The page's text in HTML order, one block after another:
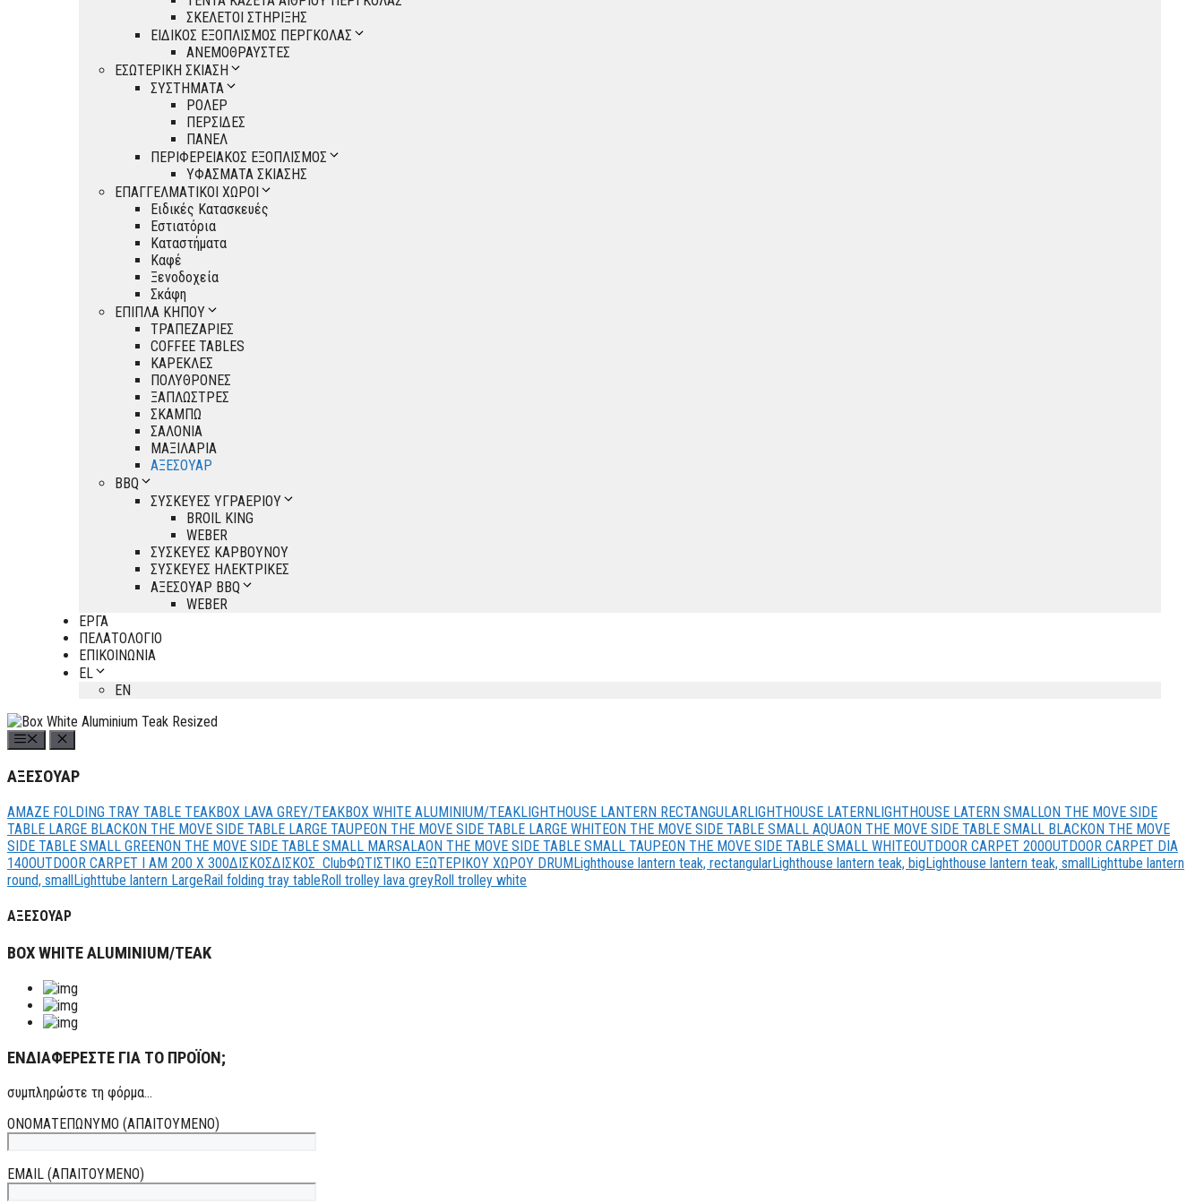
ΣΚΕΛΕΤΟΙ ΣΤΗΡΙΞΗΣ
ΕΙΔΙΚΟΣ ΕΞΟΠΛΙΣΜΟΣ ΠΕΡΓΚΟΛΑΣ
ΑΝΕΜΟΘΡΑΥΣΤΕΣ
ΕΣΩΤΕΡΙΚΗ ΣΚΙΑΣΗ
ΣΥΣΤΗΜΑΤΑ
ΡΟΛΕΡ
ΠΕΡΣΙΔΕΣ
ΠΑΝΕΛ
ΠΕΡΙΦΕΡΕΙΑΚΟΣ ΕΞΟΠΛΙΣΜΟΣ
ΥΦΑΣΜΑΤΑ ΣΚΙΑΣΗΣ
ΕΠΑΓΓΕΛΜΑΤΙΚΟΙ ΧΩΡΟΙ
Ειδικές Κατασκευές
Εστιατόρια
Καταστήματα
Καφέ
Ξενοδοχεία
Σκάφη
ΕΠΙΠΛΑ ΚΗΠΟΥ
ΤΡΑΠΕΖΑΡΙΕΣ
COFFEE TABLES
ΚΑΡΕΚΛΕΣ
ΠΟΛΥΘΡΟΝΕΣ
ΞΑΠΛΩΣΤΡΕΣ
ΣΚΑΜΠΩ
ΣΑΛΟΝΙΑ
ΜΑΞΙΛΑΡΙΑ
ΑΞΕΣΟΥΑΡ
BBQ
ΣΥΣΚΕΥΕΣ ΥΓΡΑΕΡΙΟΥ
BROIL KING
WEBER
ΣΥΣΚΕΥΕΣ ΚΑΡΒΟΥΝΟΥ
ΣΥΣΚΕΥΕΣ ΗΛΕΚΤΡΙΚΕΣ
ΑΞΕΣΟΥΑΡ BBQ
WEBER
ΕΡΓΑ
ΠΕΛΑΤΟΛΟΓΙΟ
ΕΠΙΚΟΙΝΩΝΙΑ
EL
EN
ΑΞΕΣΟΥΑΡ
AMAZE FOLDING TRAY TABLE TEAKBOX LAVA GREY/TEAKBOX WHITE ALUMINIUM/TEAKLIGHTHOUSE LANTERN RECTANGULARLIGHTHOUSE LATERNLIGHTHOUSE LATERN SMALLON THE MOVE SIDE
TABLE LARGE BLACKON THE MOVE SIDE TABLE LARGE TAUPEON THE MOVE SIDE TABLE LARGE WHITEON THE MOVE SIDE TABLE SMALL AQUAON THE MOVE SIDE TABLE SMALL BLACKON THE MOVE
SIDE TABLE SMALL GREENON THE MOVE SIDE TABLE SMALL MARSALAON THE MOVE SIDE TABLE SMALL TAUPEON THE MOVE SIDE TABLE SMALL WHITEOUTDOOR CARPET 200OUTDOOR CARPET DIA
140OUTDOOR CARPET I AM 200 X 300ΔΙΣΚΟΣΔΙΣΚΟΣ ClubΦΩΤΙΣΤΙΚΟ ΕΞΩΤΕΡΙΚΟΥ ΧΩΡΟΥ DRUMLighthouse lantern teak, rectangularLighthouse lantern teak, bigLighthouse lantern teak, smallLighttube lantern
round, smallLighttube lantern LargeRail folding tray tableRoll trolley lava greyRoll trolley white
ΑΞΕΣΟΥΑΡ
BOX WHITE ALUMINIUM/TEAK
ΕΝΔΙΑΦΕΡΕΣΤΕ ΓΙΑ ΤΟ ΠΡΟΪΟΝ;
συμπληρώστε τη φόρμα...
ΟΝΟΜΑΤΕΠΩΝΥΜΟ (ΑΠΑΙΤΟΥΜΕΝΟ)
EMAIL (ΑΠΑΙΤΟΥΜΕΝΟ)